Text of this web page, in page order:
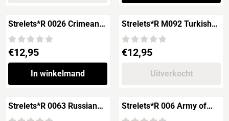
Strelets*R 0026 Crimean
Russian Mounted Terek
Cossacks
Prijs: 12,95
€12,95
In winkelmand
Strelets*R M092 Turkish
Army in Summer Uniform
'1877'
Prijs: 12,95
€12,95
Uitverkocht
Strelets*R 0063 Russian
Crimean Dragoons
Strelets*R 006 Army of
Henry V